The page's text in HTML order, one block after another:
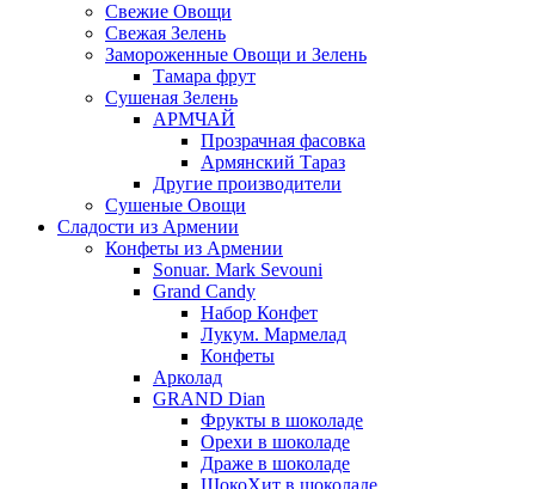
Свежие Овощи
Свежая Зелень
Замороженные Овощи и Зелень
Тамара фрут
Сушеная Зелень
АРМЧАЙ
Прозрачная фасовка
Армянский Тараз
Другие производители
Сушеные Овощи
Сладости из Армении
Конфеты из Армении
Sonuar. Mark Sevouni
Grand Candy
Набор Конфет
Лукум. Мармелад
Конфеты
Арколад
GRAND Dian
Фрукты в шоколаде
Орехи в шоколаде
Драже в шоколаде
ШокоХит в шоколаде